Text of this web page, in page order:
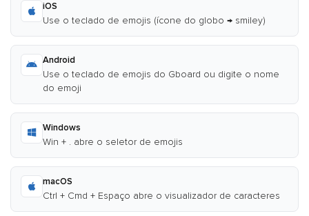
iOS
Use o teclado de emojis (ícone do globo → smiley)
Android
Use o teclado de emojis do Gboard ou digite o nome
do emoji
Windows
Win + . abre o seletor de emojis
macOS
Ctrl + Cmd + Espaço abre o visualizador de caracteres